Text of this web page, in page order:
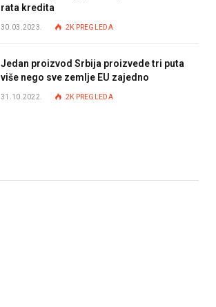
rata kredita
30.03.2023. 2K PREGLEDA
Jedan proizvod Srbija proizvede tri puta
više nego sve zemlje EU zajedno
31.10.2022. 2K PREGLEDA